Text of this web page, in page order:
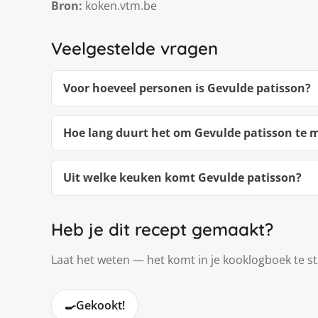
Bron: koken.vtm.be
Veelgestelde vragen
Voor hoeveel personen is Gevulde patisson?
Hoe lang duurt het om Gevulde patisson te
Uit welke keuken komt Gevulde patisson?
Heb je dit recept gemaakt?
Laat het weten — het komt in je kooklogboek te
🍳Gekookt!